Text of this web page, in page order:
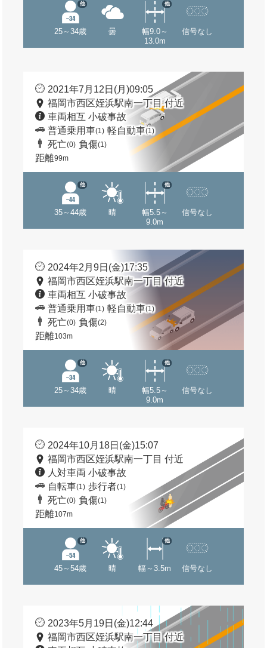
25～34歳
他
曇
幅9.0～
13.0m
他
信号なし
2021年7月12日(月)09:05
福岡市西区姪浜駅南一丁目 付近
車両相互 小破事故
普通乗用車(1) 軽自動車(1)
死亡(0) 負傷(1)
距離99m
35～44歳
他
晴
幅5.5～
9.0m
他
信号なし
2024年2月9日(金)17:35
福岡市西区姪浜駅南一丁目 付近
車両相互 小破事故
普通乗用車(1) 軽自動車(1)
死亡(0) 負傷(2)
距離103m
25～34歳
他
晴
幅5.5～
9.0m
他
信号なし
2024年10月18日(金)15:07
福岡市西区姪浜駅南一丁目 付近
人対車両 小破事故
自転車(1) 歩行者(1)
死亡(0) 負傷(1)
距離107m
45～54歳
他
晴 幅～3.5m
他
信号なし
2023年5月19日(金)12:44
福岡市西区姪浜駅南一丁目 付近